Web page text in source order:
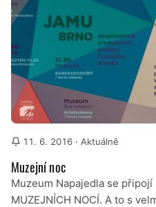
11. 6. 2016 · Aktuálně
Muzejní noc
Muzeum Napajedla se připojí
MUZEJNÍCH NOCÍ. A to s